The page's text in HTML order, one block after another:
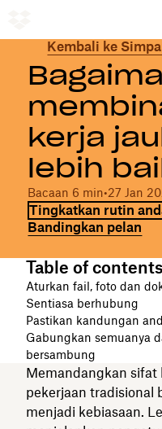
Kembali ke
kerja
lebih
Bacaan 6 min•27 Jan
Tingkatkan rutin
Bandingkan pelan
Table of contents
Aturkan fail, foto dan
Sentiasa berhubung
Pastikan kandungan
Gabungkan semuanya
bersambung
Memandangkan sifat
pekerjaan tradisional
menjadi kebiasaan.